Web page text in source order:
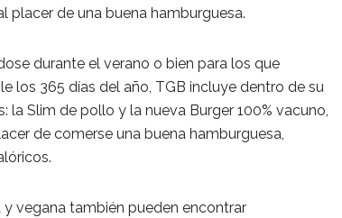
placer de una buena hamburguesa.
durante el verano o bien para los que
los 365 días del año, TGB incluye dentro de su
Slim de pollo y la nueva Burger 100% vacuno,
de comerse una buena hamburguesa,
vegana también pueden encontrar